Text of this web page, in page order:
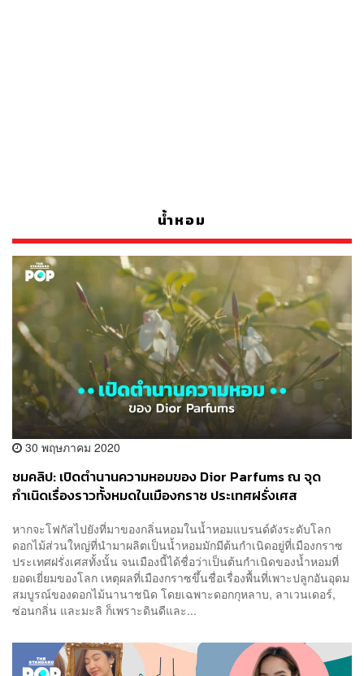
น้ำหอม
30 พฤษภาคม 2020
ชมคลิป: เปิดตำนานความหอมของ Dior Parfums ณ จุด
กำเนิดเรื่องราวทั้งหมดในเมืองกราซ ประเทศฝรั่งเศส
หากจะโฟกัสไปยังที่มาของกลิ่นหอมในน้ำหอมแบรนด์ดังระดับโลก
ดอกไม้ส่วนใหญ่ที่นำมาผลิตเป็นน้ำหอมมักมีต้นกำเนิดอยู่ที่เมืองกราซ
ประเทศฝรั่งเศสทั้งนั้น จนเมืองนี้ได้ชื่อว่าเป็นต้นกำเนิดของน้ำหอมที่
ยอดเยี่ยมของโลก เหตุผลที่เมืองกราซขึ้นชื่อเรื่องพื้นที่เพาะปลูกอันอุดม
สมบูรณ์ของดอกไม้นานาชนิด โดยเฉพาะดอกกุหลาบ, ลาเวนเดอร์,
ซ่อนกลิ่น และมะลิ ก็เพราะดินดีและ...